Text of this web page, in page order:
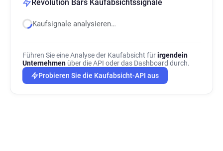
m************@revolution-bars.co.uk
i******@revolution-bars.co.uk
e*********@revolution-bars.co.uk
Revolution Bars Kaufabsichtssignale
Kaufsignale analysieren…
Führen Sie eine Analyse der Kaufabsicht fürirgendein
Unternehmen über die API oder das Dashboard durch.
Probieren Sie die Kaufabsicht-API aus